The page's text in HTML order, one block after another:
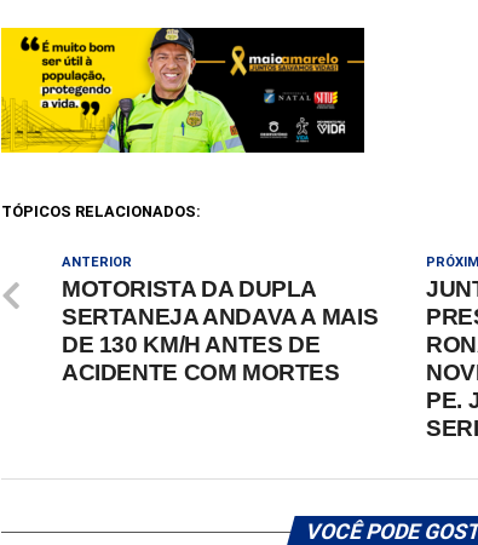
TÓPICOS RELACIONADOS:
PE.
ANTERIOR
MOTORISTA DA DUPLA
SERTANEJA ANDAVA A MAIS
DE 130 KM/H ANTES DE
ACIDENTE COM MORTES
VOCÊ PODE